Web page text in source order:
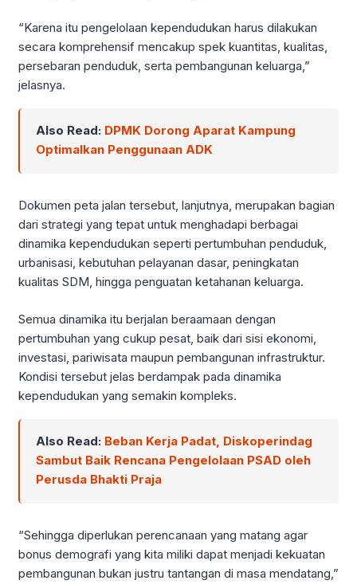
“Karena itu pengelolaan kependudukan harus dilakukan
secara komprehensif mencakup spek kuantitas, kualitas,
persebaran penduduk, serta pembangunan keluarga,”
jelasnya.
Also Read: DPMK Dorong Aparat Kampung
Optimalkan Penggunaan ADK
Dokumen peta jalan tersebut, lanjutnya, merupakan bagian
dari strategi yang tepat untuk menghadapi berbagai
dinamika kependudukan seperti pertumbuhan penduduk,
urbanisasi, kebutuhan pelayanan dasar, peningkatan
kualitas SDM, hingga penguatan ketahanan keluarga.
Semua dinamika itu berjalan beraamaan dengan
pertumbuhan yang cukup pesat, baik dari sisi ekonomi,
investasi, pariwisata maupun pembangunan infrastruktur.
Kondisi tersebut jelas berdampak pada dinamika
kependudukan yang semakin kompleks.
Also Read: Beban Kerja Padat, Diskoperindag
Sambut Baik Rencana Pengelolaan PSAD oleh
Perusda Bhakti Praja
“Sehingga diperlukan perencanaan yang matang agar
bonus demografi yang kita miliki dapat menjadi kekuatan
pembangunan bukan justru tantangan di masa mendatang,”